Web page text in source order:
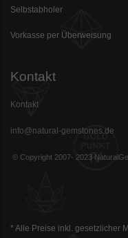
Selbstabholer
Vorkasse per Überweisung
Kontakt
Kontakt
info@natural-gemstones.de
© Copyright 2007- 2023
* Alle Preise inkl. gesetzlicher